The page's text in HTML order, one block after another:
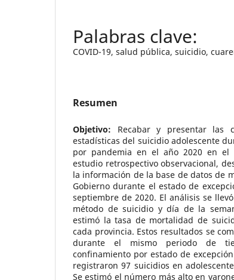
COVID-19, salud pública, suicidio,
Resumen
Objetivo: Recabar y presentar las
estadísticas del suicidio adolescente
por pandemia en el año 2020 en el
estudio retrospectivo observacional,
la información de la base de datos de
Gobierno durante el estado de
septiembre de 2020. El análisis se
método de suicidio y día de la
estimó la tasa de mortalidad de
cada provincia. Estos resultados se
durante el mismo periodo de
confinamiento por estado de
registraron 97 suicidios en
Se estimó el número más alto en